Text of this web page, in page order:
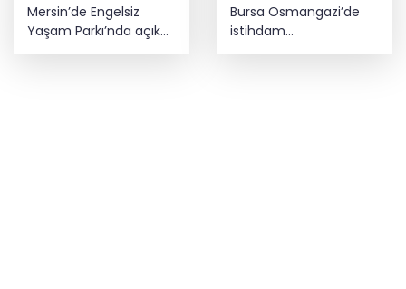
Mersin’de Engelsiz
Yaşam Parkı’nda açık
Bursa Osmangazi’de
istihdam